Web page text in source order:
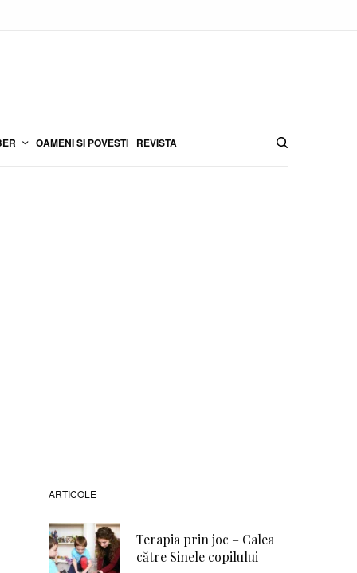
OAMENI SI POVESTI REVISTA
ARTICOLE
Terapia prin joc – Calea
către Sinele copilului